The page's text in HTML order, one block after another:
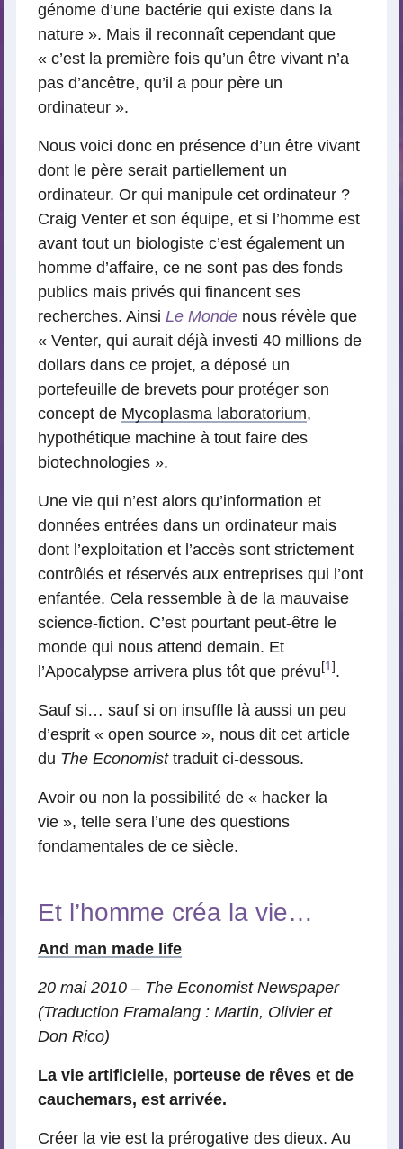
génome d’une bactérie qui existe dans la
nature ». Mais il reconnaît cependant que
« c’est la première fois qu’un être vivant n’a
pas d’ancêtre, qu’il a pour père un
ordinateur ».
Nous voici donc en présence d’un être vivant
dont le père serait partiellement un
ordinateur. Or qui manipule cet ordinateur ?
Craig Venter et son équipe, et si l’homme est
avant tout un biologiste c’est également un
homme d’affaire, ce ne sont pas des fonds
publics mais privés qui financent ses
recherches. Ainsi Le Monde nous révèle que
« Venter, qui aurait déjà investi 40 millions de
dollars dans ce projet, a déposé un
portefeuille de brevets pour protéger son
concept de Mycoplasma laboratorium,
hypothétique machine à tout faire des
biotechnologies ».
Une vie qui n’est alors qu’information et
données entrées dans un ordinateur mais
dont l’exploitation et l’accès sont strictement
contrôlés et réservés aux entreprises qui l’ont
enfantée. Cela ressemble à de la mauvaise
science-fiction. C’est pourtant peut-être le
monde qui nous attend demain. Et
l’Apocalypse arrivera plus tôt que prévu [1] .
Sauf si… sauf si on insuffle là aussi un peu
d’esprit « open source », nous dit cet article
du The Economisttraduit ci-dessous.
Avoir ou non la possibilité de « hacker la
vie », telle sera l’une des questions
fondamentales de ce siècle.
Et l’homme créa la vie…
And man made life
20 mai 2010 – The Economist Newspaper
(Traduction Framalang : Martin, Olivier et
Don Rico)
La vie artificielle, porteuse de rêves et de
cauchemars, est arrivée.
Créer la vie est la prérogative des dieux. Au